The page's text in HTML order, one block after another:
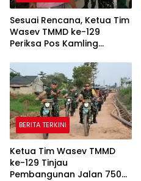
Sesuai Rencana, Ketua Tim
Wasev TMMD ke-129
Periksa Pos Kamling
BERITA TERKINI
Ketua Tim Wasev TMMD
ke-129 Tinjau
Pembangunan Jalan 750